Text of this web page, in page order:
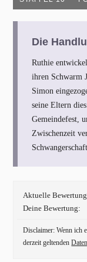
Die
Ruthie
ihren Schwarm
Simon
seine Eltern
Gemeindefest,
Zwischenzeit
Aktuelle
Deine Bewertung:
Disclaimer: Wenn ich
derzeit geltenden